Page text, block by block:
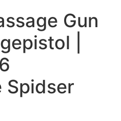
Gun
|
Spidser